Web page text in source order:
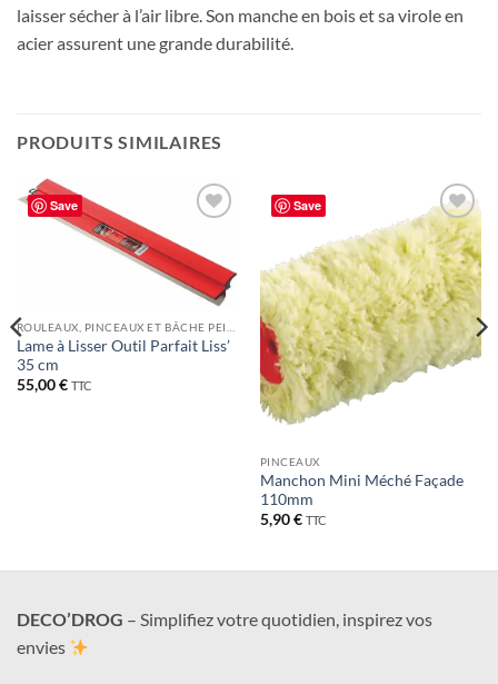
laisser sécher à l’air libre. Son manche en bois et sa virole en
acier assurent une grande durabilité.
PRODUITS SIMILAIRES
Save
Lame à Lisser Outil Parfait Liss’
35 cm
55,00€ TTC
Save
PINCEAUX
Manchon Mini Méché Façade
110mm
5,90€ TTC
DECO’DROG – Simplifiez votre quotidien, inspirez vos
envies